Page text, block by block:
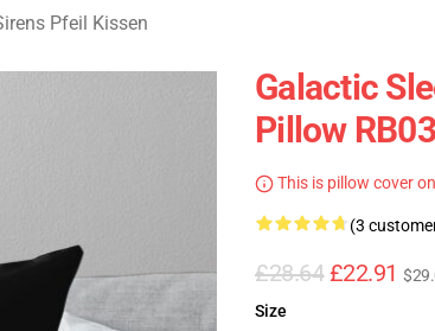
Pfeil Kissen
Galactic
Pillow
This is pillow cover
(3
£28.64 £22.91
Size